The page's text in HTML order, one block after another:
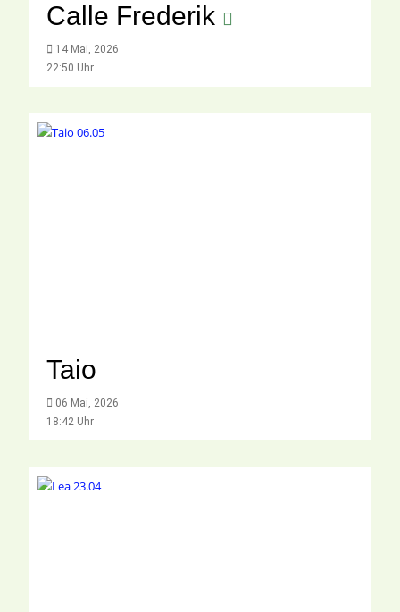
Calle Frederik
14 Mai, 2026
22:50 Uhr
Taio
06 Mai, 2026
18:42 Uhr